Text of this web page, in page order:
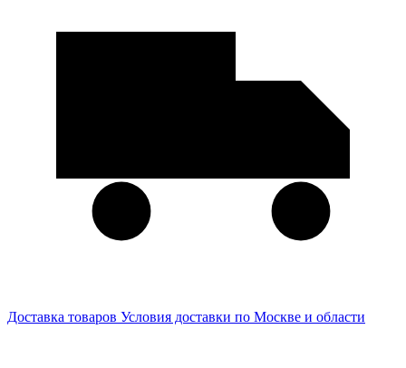
Доставка товаров Условия доставки по Москве и области